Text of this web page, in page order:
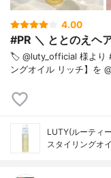
4.00
#PR ＼ ととのえヘ
🏷️ @luty_official 様より
ングオイル リッチ】を
LUTY(ルーティ
スタイリングオ